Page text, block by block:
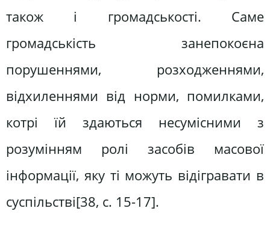
також і громадськості. Саме
громадськість занепокоєна
порушеннями, розходженнями,
відхиленнями від норми, помилками,
котрі їй здаються несумісними з
розумінням ролі засобів масової
інформації, яку ті можуть відігравати в
суспільстві[38, c. 15-17].